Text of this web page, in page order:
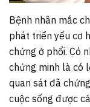
Bệnh nhân mắc
phát triển yếu cơ
chứng ở phổi. Có
chứng minh là có
quan sát đã
cuộc sống được